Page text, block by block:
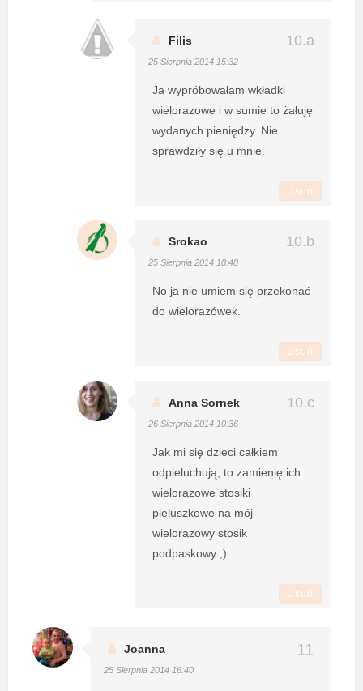
Filis
25 Sierpnia 2014 15:32
Ja wypróbowałam wkładki
wielorazowe i w sumie to żałuję
wydanych pieniędzy. Nie
sprawdziły się u mnie.
Usuń
Srokao
25 Sierpnia 2014 18:48
No ja nie umiem się przekonać
do wielorazówek.
Usuń
Anna Sornek
26 Sierpnia 2014 10:36
Jak mi się dzieci całkiem
odpieluchują, to zamienię ich
wielorazowe stosiki
pieluszkowe na mój
wielorazowy stosik
podpaskowy ;)
Usuń
Joanna
25 Sierpnia 2014 16:40